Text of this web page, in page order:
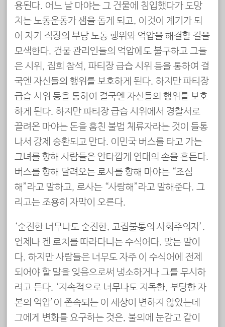
용된다. 어느 날 마야는 그 건물에 침입했다가 도망
치는 노동운동가 샘을 돕게 되고, 이것이 계기가 되
어 자기 직장의 부당 노동 행위와 억압을 해결할 길을
모색한다. 건물 관리인들의 억압에도 불구하고 그들
은 시위, 집회 참석, 파티장 급습 시위 등을 통하여 결
국엔 자신들의 행위를 보호하게 된다. 하지만 파티장
급습 시위 등을 통하여 결국엔 자신들의 행위를 보호
하게 된다. 하지만 파티장 급습 시위에서 경찰서로
끌려온 마야는 돈을 훔친 불법 체류자라는 것이 들통
나서 강제 송환되고 만다. 이민국 버스를 타고 가는
그녀를 향해 사람들은 안타깝게 연대의 손을 흔든다.
버스를 향해 달려오는 로사를 향해 마야는 “조심
해”라고 말하고, 로사는 “사랑해”라고 말해준다. 그
리고는 조용히 자막이 오른다.
‘순진한 너무나도 순진한, 고집불통의 사회주의자’.
언제나 켄 로치를 따라다니는 수식어다. 맞는 말이
다. 하지만 사람들은 너무도 자주 이 수식어에 전제
되어야 할 말을 잊음으로써 냉소하거나 그를 무시하
려고 든다. ‘지속적으로 너무나도 지독한, 부당한 자
본의 억압’이 존속되는 이 세상이 변하지 않았는데
그에게 변화를 요구하는 것은, 불의에 눈감고 같이